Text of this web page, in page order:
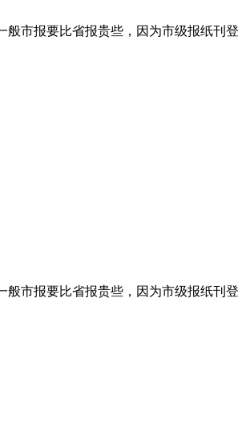
市报要比省报贵些，因为市级报纸刊
市报要比省报贵些，因为市级报纸刊